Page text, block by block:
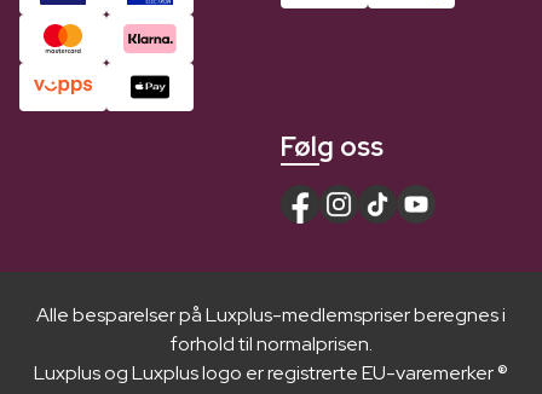
Følg oss
Alle besparelser på Luxplus-medlemspriser beregnes i
forhold til normalprisen.
Luxplus og Luxplus logo er registrerte EU-varemerker ®